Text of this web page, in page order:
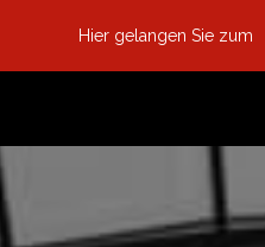
Hier gelangen Sie zum